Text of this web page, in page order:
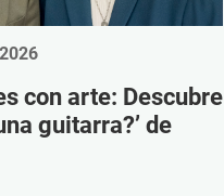
con arte: Descubre
guitarra?’ de